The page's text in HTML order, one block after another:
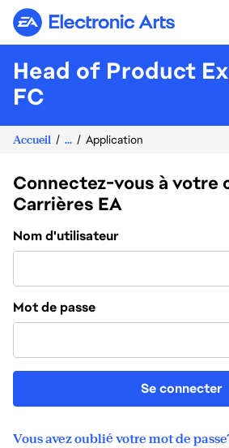
Electronic Arts
Head of Product
FC
Accueil ... Application
Connectez-vous à votre
Carrières EA
Connexion
Nom d'utilisateur
Mot de passe
Se connecter
Vous avez oublié votre mot de